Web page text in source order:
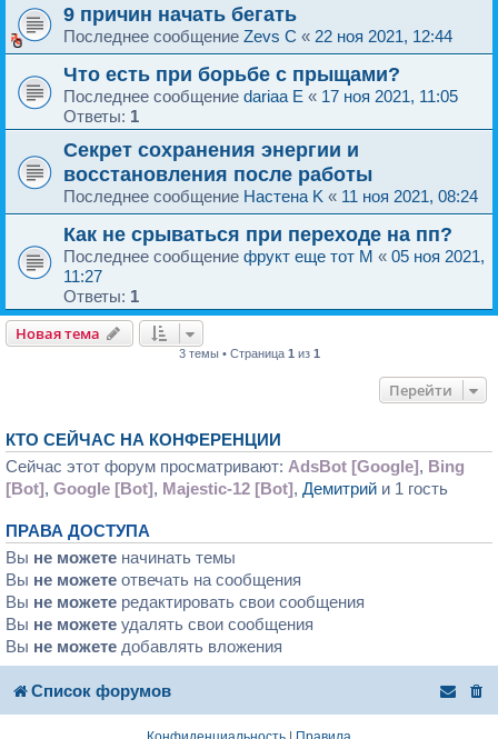
9 причин начать бегать
Последнее сообщение Zevs C « 22 ноя 2021, 12:44
Что есть при борьбе с прыщами?
Последнее сообщение dariaa E « 17 ноя 2021, 11:05
Ответы: 1
Секрет сохранения энергии и
восстановления после работы
Последнее сообщение Настена K « 11 ноя 2021, 08:24
Как не срываться при переходе на пп?
Последнее сообщение фрукт еще тот M « 05 ноя 2021,
11:27
Ответы: 1
Новая тема
3 темы • Страница 1 из 1
Перейти
КТО СЕЙЧАС НА КОНФЕРЕНЦИИ
Сейчас этот форум просматривают: AdsBot [Google], Bing
[Bot], Google [Bot], Majestic-12 [Bot], Демитрий и 1 гость
ПРАВА ДОСТУПА
Вы не можете начинать темы
Вы не можете отвечать на сообщения
Вы не можете редактировать свои сообщения
Вы не можете удалять свои сообщения
Вы не можете добавлять вложения
Список форумов